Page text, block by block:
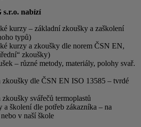
s.r.o. nabízí
kurzy – základní zkoušky a zaškolení
typů)
kurzy a zkoušky dle norem ČSN EN,
zkoušky)
– různé metody, materiály, polohy svař.
zkoušky dle ČSN EN ISO 13585 – tvrdé
svářečů termoplastů
školení dle potřeb zákazníka – na
v naší škole